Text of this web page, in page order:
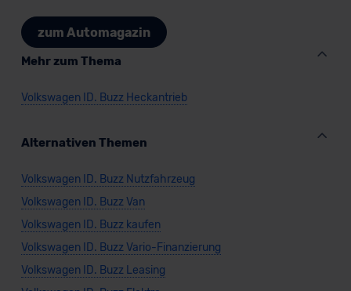
zum Automagazin
Mehr zum Thema
Volkswagen ID. Buzz Heckantrieb
Alternativen Themen
Volkswagen ID. Buzz Nutzfahrzeug
Volkswagen ID. Buzz Van
Volkswagen ID. Buzz kaufen
Volkswagen ID. Buzz Vario-Finanzierung
Volkswagen ID. Buzz Leasing